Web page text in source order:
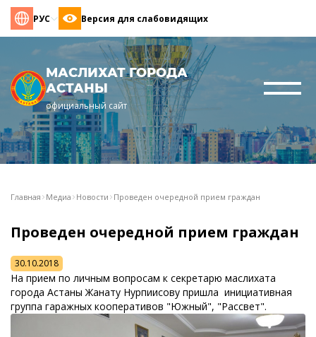
РУС Версия для слабовидящих
МАСЛИХАТ ГОРОДА
АСТАНЫ
официальный сайт
Главная Медиа Новости Проведен очередной прием граждан
Проведен очередной прием граждан
30.10.2018
На прием по личным вопросам к секретарю маслихата
города Астаны Жанату Нурпиисову пришла инициативная
группа гаражных кооперативов "Южный", "Рассвет".